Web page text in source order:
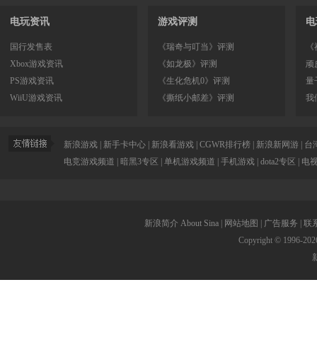
电玩资讯
国行发售表
Xbox游戏资讯
PS游戏资讯
WiiU游戏资讯
游戏评测
《瑞奇与叮当》评测
《如龙极》评测
《生化危机0》评测
《撕纸小邮差》评测
顽
量
我
新浪游戏 新手卡中心 新浪看游戏 CGWR排行榜 新浪新网游
台
电竞游戏频道
暗黑3专区 单机游戏频道 手机游戏 dota2专区 电
新浪简介 About Sina 网站地图 广告服务
联
Copyright © 1996-